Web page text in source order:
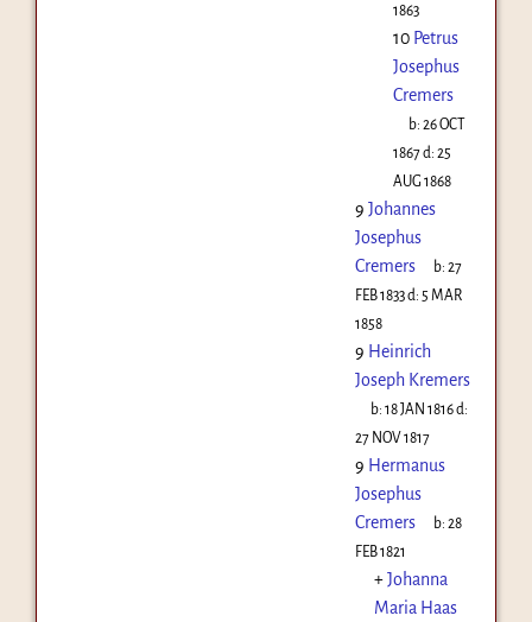
1863
10 Petrus
Josephus
Cremers
b:26 OCT
1867d: 25
AUG 1868
9 Johannes
Josephus
Cremers
b:27
FEB 1833d: 5 MAR
1858
9 Heinrich
Joseph Kremers
b:18 JAN 1816d:
27 NOV 1817
9 Hermanus
Josephus
Cremers
b:28
FEB 1821
+Johanna
Maria Haas